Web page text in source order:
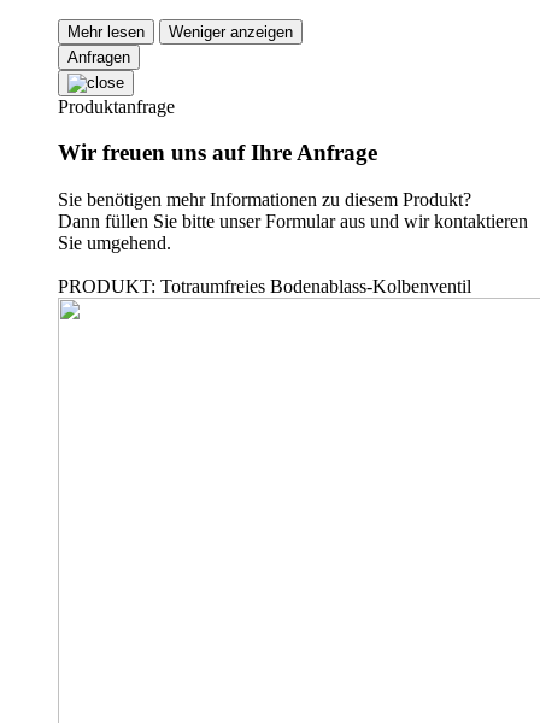
Mehr lesen
Weniger anzeigen
Anfragen
Produktanfrage
Wir freuen uns auf Ihre Anfrage
Sie benötigen mehr Informationen zu diesem Produkt?
Dann füllen Sie bitte unser Formular aus und wir kontaktieren
Sie umgehend.
PRODUKT: Totraumfreies Bodenablass-Kolbenventil